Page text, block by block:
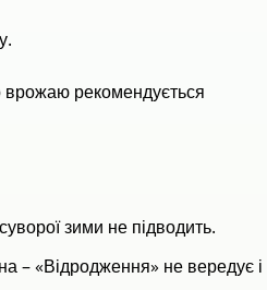
врожаю рекомендується
зими не підводить.
– «Відродження» не вередує і